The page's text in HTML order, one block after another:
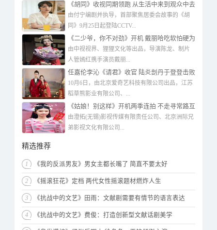
《胡同》收视同期领跑 从生活中来到观众中去
由付宁编剧并执导，首部聚焦居委会故事的《胡
同》9月25日起登陆CCTV...
《二少爷，你不对劲》开机 戴丽哈吃软怕硬为
爱执着
由中视视界、狸狸文化等出品，导演陈龙、制片
人管嫣红携手演员戴丽...
任嘉伦李沁《请君》收官 陆炎剖丹于登登击败
黑圣女
10月6日，由北京爱奇艺科技有限公司出品，江苏
稻草熊影业有限公司、...
《姑娘！别这样》开机两季连拍 不走寻常路互
玩“猫鼠游戏”
由澄拓(无锡)影视传媒有限责任公司、北京洲际兄
弟影视文化有限公司...
精选推荐
1 《我的反派男友》男女主都长嘴了 简直不要太好
2 《摇滚狂花》定档 两代女性摇滚题材燃炸人生
3 《抗战中的文艺》田雨：文献剧需要有情节的语言表达
4 《抗战中的文艺》费俊：打造创新型文献话剧美学